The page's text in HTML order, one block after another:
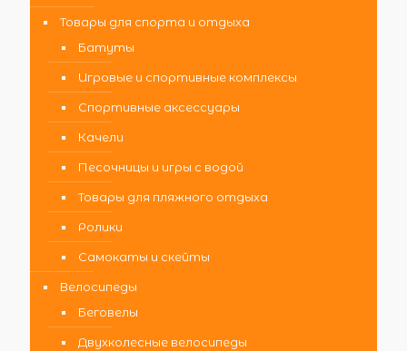
Товары для спорта и отдыха
Батуты
Игровые и спортивные комплексы
Спортивные аксессуары
Качели
Песочницы и игры с водой
Товары для пляжного отдыха
Ролики
Самокаты и скейты
Велосипеды
Беговелы
Двухколесные велосипеды